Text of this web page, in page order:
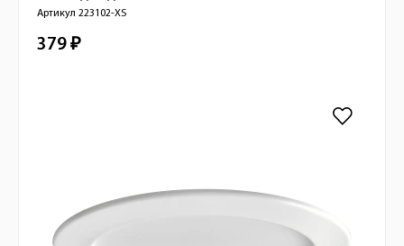
Артикул 223102-XS
Стоимость товара
379 ₽